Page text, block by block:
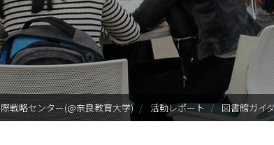
活動報告
Nara ISC/ 国際戦略セ
戦略センター(@奈良教育大学) 活動レポート 図書館ガイ